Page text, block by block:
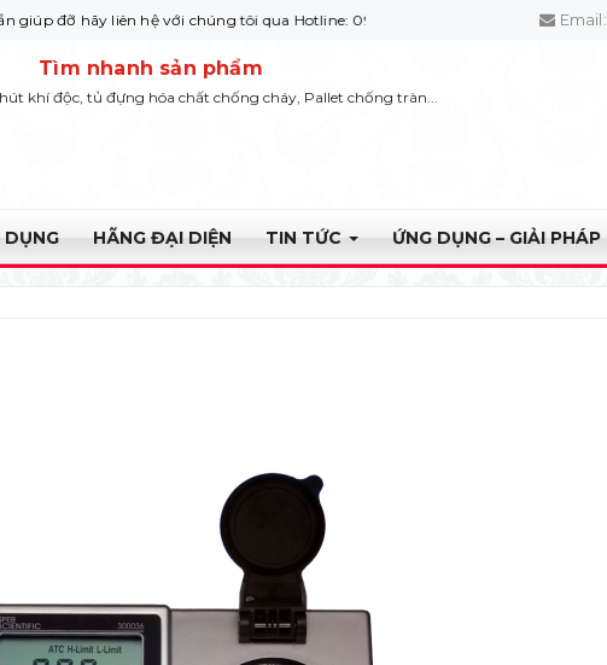
hãy liên hệ với chúng tôi qua Hotline: 0932 664422 Email:
Tìm nhanh sản phẩm
khí độc, tủ đựng hóa chất chống cháy, Pallet chống tràn...
DỤNG HÃNG ĐẠI DIỆN TIN TỨC ỨNG DỤNG – GIẢI PHÁP